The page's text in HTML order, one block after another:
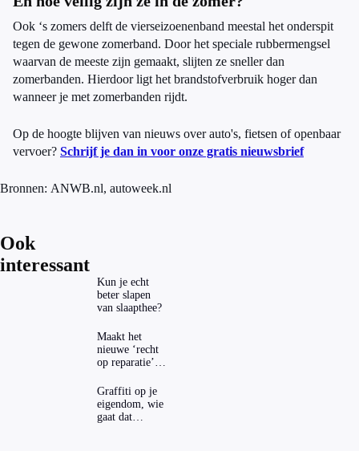
Ook ‘s zomers delft de vierseizoenenband meestal het onderspit
tegen de gewone zomerband. Door het speciale rubbermengsel
waarvan de meeste zijn gemaakt, slijten ze sneller dan
zomerbanden. Hierdoor ligt het brandstofverbruik hoger dan
wanneer je met zomerbanden rijdt.
Op de hoogte blijven van nieuws over auto's, fietsen of openbaar
vervoer? Schrijf je dan in voor onze gratis nieuwsbrief
Bronnen: ANWB.nl, autoweek.nl
Ook
interessant
Kun je echt
beter slapen
van slaapthee?
Maakt het
nieuwe ‘recht
op reparatie’
echt
aantrekkelijker?
Graffiti op je
eigendom, wie
gaat dat